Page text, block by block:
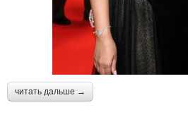
читать дальше →